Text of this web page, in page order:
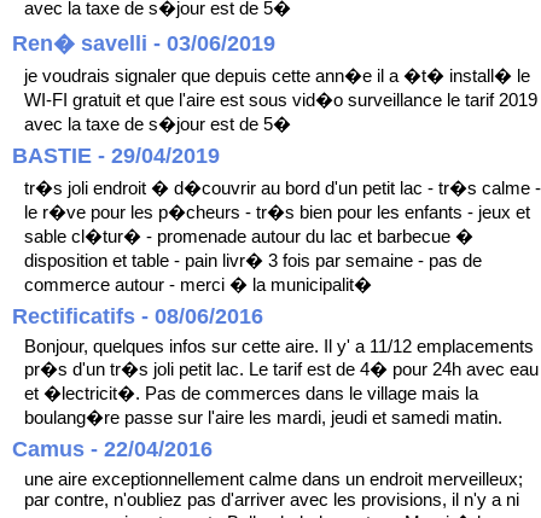
avec la taxe de s�jour est de 5�
Ren� savelli - 03/06/2019
je voudrais signaler que depuis cette ann�e il a �t� install� le
WI-FI gratuit et que l'aire est sous vid�o surveillance le tarif 2019
avec la taxe de s�jour est de 5�
BASTIE - 29/04/2019
tr�s joli endroit � d�couvrir au bord d'un petit lac - tr�s calme -
le r�ve pour les p�cheurs - tr�s bien pour les enfants - jeux et
sable cl�tur� - promenade autour du lac et barbecue �
disposition et table - pain livr� 3 fois par semaine - pas de
commerce autour - merci � la municipalit�
Rectificatifs - 08/06/2016
Bonjour, quelques infos sur cette aire. Il y' a 11/12 emplacements
pr�s d'un tr�s joli petit lac. Le tarif est de 4� pour 24h avec eau
et �lectricit�. Pas de commerces dans le village mais la
boulang�re passe sur l'aire les mardi, jeudi et samedi matin.
Camus - 22/04/2016
une aire exceptionnellement calme dans un endroit merveilleux;
par contre, n'oubliez pas d'arriver avec les provisions, il n'y a ni